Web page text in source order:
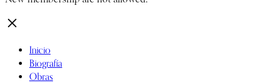
Inicio
Biografía
Obras